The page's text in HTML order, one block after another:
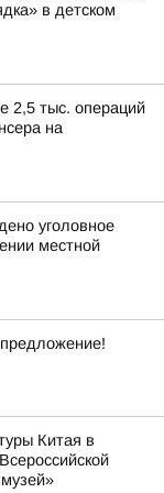
в детском
2,5 тыс. операций
на
уголовное
местной
Китая в